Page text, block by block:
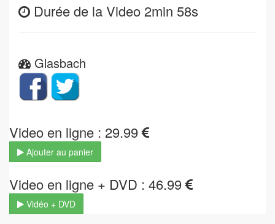
Durée de la Video 2min 58s
Glasbach
Video en ligne : 29.99
Ajouter au panier
Video en ligne + DVD : 46.99
Vidéo + DVD